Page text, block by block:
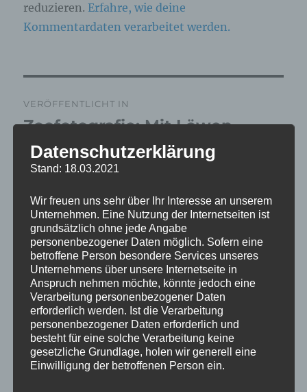
reduzieren. Erfahre, wie deine
Kommentardaten verarbeitet werden.
VERÖFFENTLICHT IN
Zoofotografie: Mit Löwen
wohnen in Schwerin: Teil 1/3 –
die Löwen sind los!
Datenschutzerklärung
Stand: 18.03.2021
Wir freuen uns sehr über Ihr Interesse an unserem
Unternehmen. Eine Nutzung der Internetseiten ist
grundsätzlich ohne jede Angabe
personenbezogener Daten möglich. Sofern eine
betroffene Person besondere Services unseres
Unternehmens über unsere Internetseite in
Anspruch nehmen möchte, könnte jedoch eine
Verarbeitung personenbezogener Daten
erforderlich werden. Ist die Verarbeitung
personenbezogener Daten erforderlich und
besteht für eine solche Verarbeitung keine
gesetzliche Grundlage, holen wir generell eine
Einwilligung der betroffenen Person ein.